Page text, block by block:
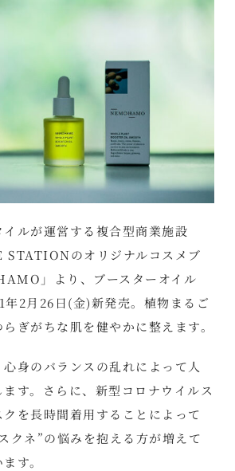
ルが運営する複合型商業施設
のオリジナルコスメブ
」より、ブースターオイル
年2月26日(金)新発売。植物まるご
ぎがちな肌を健やかに整えます。
身のバランスの乱れによって人
す。さらに、新型コロナウイルス
を長時間着用することによって
クネ”の悩みを抱える方が増えて
す。